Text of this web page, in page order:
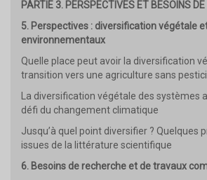
PARTIE 3. PERSPECTIVES ET BESOINS
5. Perspectives : diversification végétale
environnementaux
Quelle place peut avoir la diversification
transition vers une agriculture sans
La diversification végétale des systèmes
défi du changement climatique
Jusqu’à quel point diversifier ? Quelques
issues de la littérature scientifique
6. Besoins de recherche et de travaux